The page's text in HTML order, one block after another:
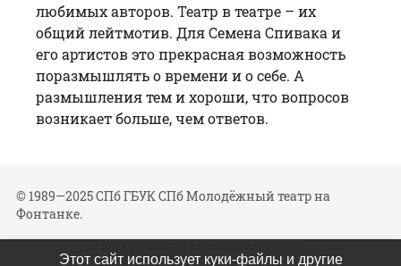
любимых авторов. Театр в театре – их
общий лейтмотив. Для Семена Спивака и
его артистов это прекрасная возможность
поразмышлять о времени и о себе. А
размышления тем и хороши, что вопросов
возникает больше, чем ответов.
© 1989—2025 СПб ГБУК СПб Молодёжный театр на
Фонтанке.
Политика конфиденциальности
Этот сайт использует куки-файлы и другие